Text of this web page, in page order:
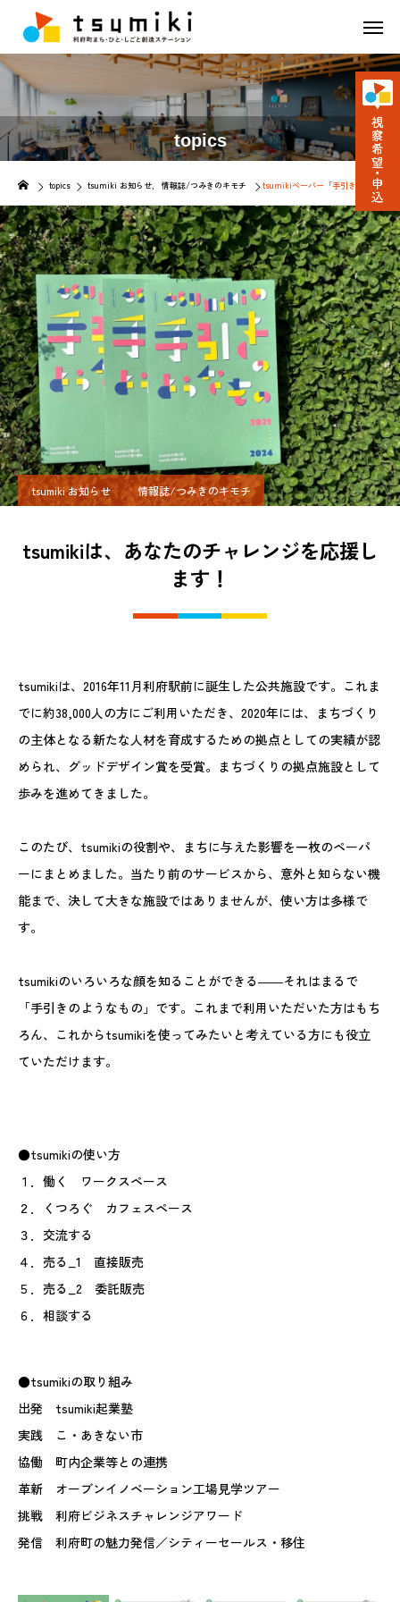
topics
topics tsumiki お知らせ 情報誌/つみきのキモチ tsumikiペーパー「手引きのような
tsumiki お知らせ 情報誌/つみきのキモチ
tsumikiは、あなたのチャレンジを応援し
ます！
tsumikiは、2016年11月利府駅前に誕生した公共施設です。これま
でに約38,000人の方にご利用いただき、2020年には、まちづくり
の主体となる新たな人材を育成するための拠点としての実績が認
められ、グッドデザイン賞を受賞。まちづくりの拠点施設として
歩みを進めてきました。
このたび、tsumikiの役割や、まちに与えた影響を一枚のペーパ
ーにまとめました。当たり前のサービスから、意外と知らない機
能まで、決して大きな施設ではありませんが、使い方は多様で
す。
tsumikiのいろいろな顔を知ることができる――それはまるで
「手引きのようなもの」です。これまで利用いただいた方はもち
ろん、これからtsumikiを使ってみたいと考えている方にも役立
ていただけます。
●tsumikiの使い方
１．働く ワークスペース
２．くつろぐ カフェスペース
３．交流する
４．売る_1 直接販売
５．売る_2 委託販売
６．相談する
●tsumikiの取り組み
出発 tsumiki起業塾
実践 こ・あきない市
協働 町内企業等との連携
革新 オーブンイノベーション工場見学ツアー
挑戦 利府ビジネスチャレンジアワード
発信 利府町の魅力発信／シティーセールス・移住